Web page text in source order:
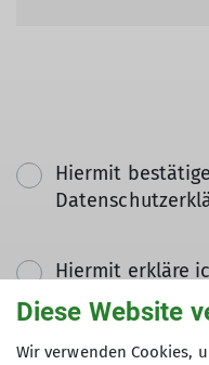
Hiermit
Hiermit erkläre
meine in das
Daten
der
Diese Website
Wir verwenden Cookies,